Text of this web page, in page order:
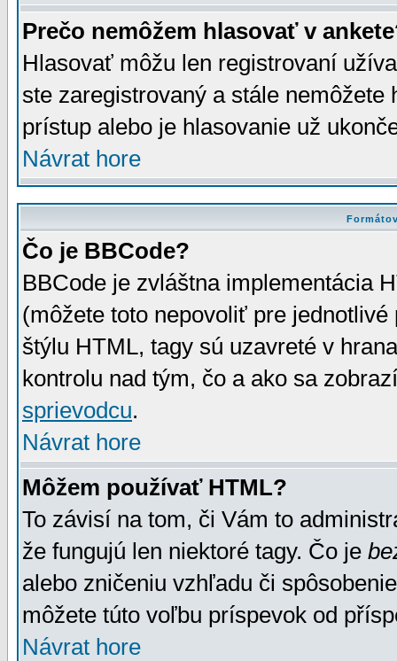
Prečo nemôžem hlasovať v
Hlasovať môžu len registrovaní
ste zaregistrovaný a stále
prístup alebo je hlasovanie už
Návrat hore
Čo je BBCode?
BBCode je zvláštna implementácia
(môžete toto nepovoliť pre
štýlu HTML, tagy sú uzavreté v
kontrolu nad tým, čo a ako sa
sprievodcu.
Návrat hore
Môžem používať HTML?
To závisí na tom, či Vám to
že fungujú len niektoré tagy. Čo je
alebo zničeniu vzhľadu či
môžete túto voľbu príspevok od
Návrat hore